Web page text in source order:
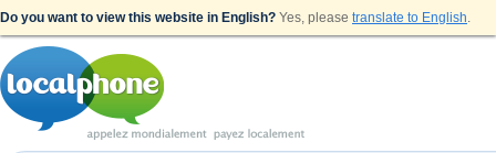
Do you want to view this website in English? Yes, please translate to English.